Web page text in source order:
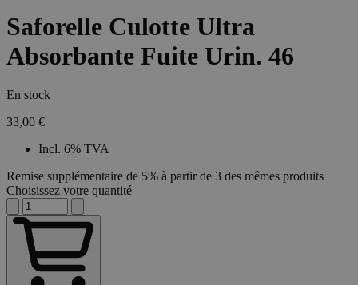
Saforelle Culotte Ultra
Absorbante Fuite Urin. 46
En stock
33,00 €
Incl. 6% TVA
Remise supplémentaire de 5% à partir de 3 des mêmes produits
Choisissez votre quantité